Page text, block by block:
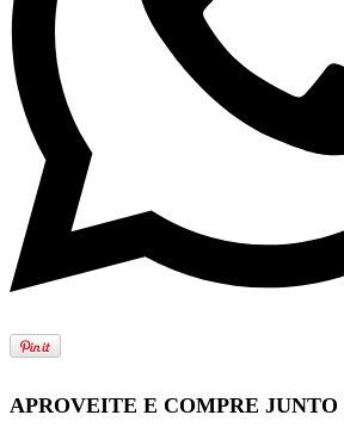
APROVEITE E COMPRE JUNTO